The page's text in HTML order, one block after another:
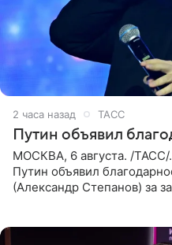
2 часа назад ТАСС
Путин объявил
МОСКВА, 6 августа. /
Путин объявил
(Александр Степанов) за